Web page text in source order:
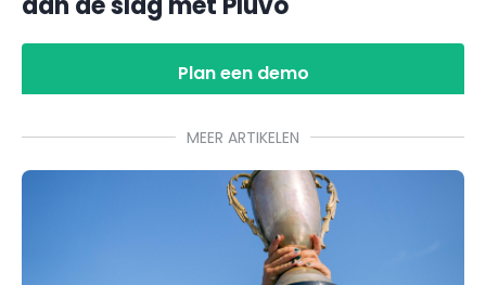
Plan een demo
MEER ARTIKELEN